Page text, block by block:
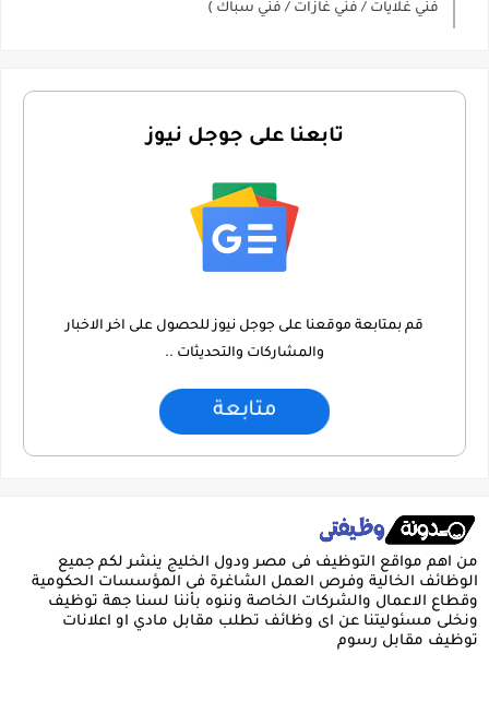
فني غلايات / فني غازات / فني سباك )
تابعنا على جوجل نيوز
قم بمتابعة موقعنا على جوجل نيوز للحصول على اخر الاخبار
والمشاركات والتحديثات ..
متابعة
من اهم مواقع التوظيف فى مصر ودول الخليج ينشر لكم جميع
الوظائف الخالية وفرص العمل الشاغرة فى المؤسسات الحكومية
وقطاع الاعمال والشركات الخاصة وننوه بأننا لسنا جهة توظيف
ونخلى مسئوليتنا عن اى وظائف تطلب مقابل مادي او اعلانات
توظيف مقابل رسوم